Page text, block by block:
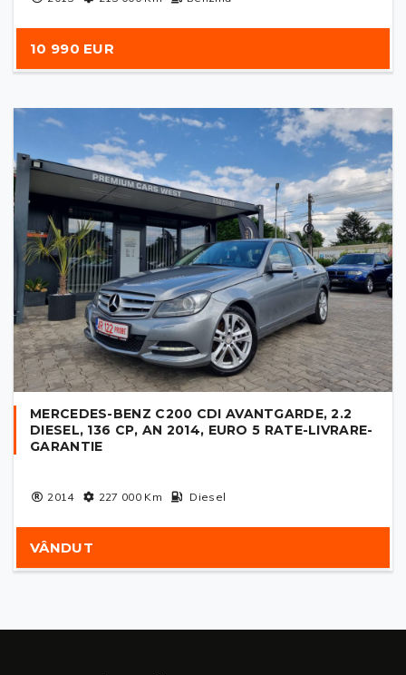
10 990 EUR
MERCEDES-BENZ C200 CDI AVANTGARDE, 2.2
DIESEL, 136 CP, AN 2014, EURO 5 RATE-LIVRARE-
GARANTIE
2014 227 000Km Diesel
VÂNDUT